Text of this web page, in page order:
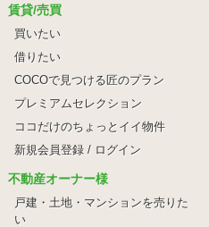
賃貸/売買
買いたい
借りたい
COCOで見つける匠のプラン
プレミアムセレクション
ココだけのちょっとイイ物件
新規会員登録 / ログイン
不動産オーナー様
戸建・土地・マンションを売りた
い